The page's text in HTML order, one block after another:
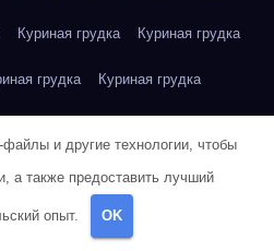
Куриная грудка Куриная грудка
грудка Куриная грудка
грудка Куриная грудка
грудка Куриная грудка
файлы и другие технологии, чтобы
а также предоставить лучший
опыт. OK